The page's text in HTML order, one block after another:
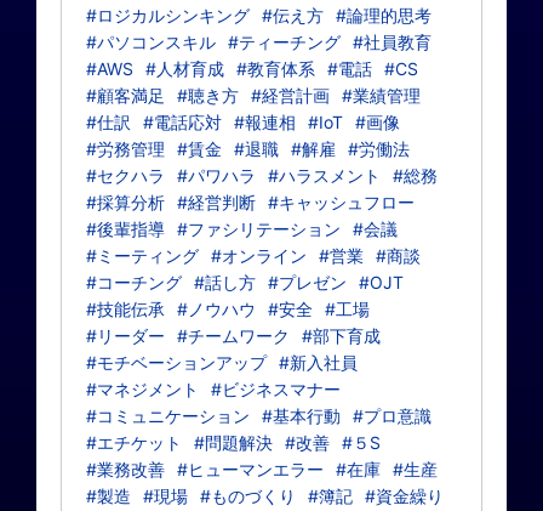
#ロジカルシンキング #伝え方 #論理的思考
#パソコンスキル #ティーチング #社員教育
#AWS
#人材育成 #教育体系 #電話 #CS
#顧客満足
#聴き方 #経営計画 #業績管理
#仕訳
#電話応対 #報連相 #IoT #画像
#労務管理
#賃金 #退職 #解雇
#労働法
#セクハラ
#パワハラ #ハラスメント
#総務
#採算分析 #経営判断 #キャッシュフロー
#後輩指導 #ファシリテーション
#会議
#ミーティング #オンライン #営業 #商談
#コーチング #話し方 #プレゼン
#OJT
#技能伝承
#ノウハウ #安全 #工場
#リーダー
#チームワーク
#部下育成
#モチベーションアップ #新入社員
#マネジメント
#ビジネスマナー
#コミュニケーション
#基本行動
#プロ意識
#エチケット
#問題解決 #改善 #５S
#業務改善 #ヒューマンエラー #在庫 #生産
#製造
#現場 #ものづくり #簿記 #資金繰り